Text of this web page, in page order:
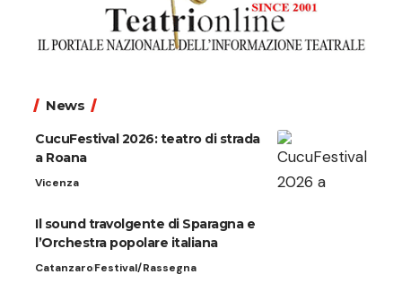
News
CucuFestival 2026: teatro di strada
a Roana
Vicenza
Il sound travolgente di Sparagna e
l’Orchestra popolare italiana
CatanzaroFestival/Rassegna